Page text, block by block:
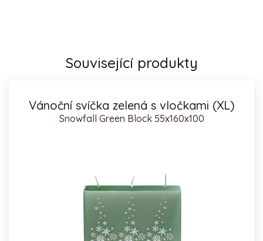
Související produkty
Vánoční svíčka zelená s vločkami (XL)
Snowfall Green Block 55x160x100